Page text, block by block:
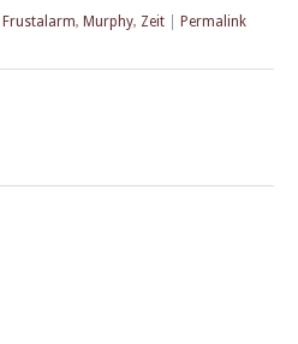
Frustalarm, Murphy, Zeit Permalink